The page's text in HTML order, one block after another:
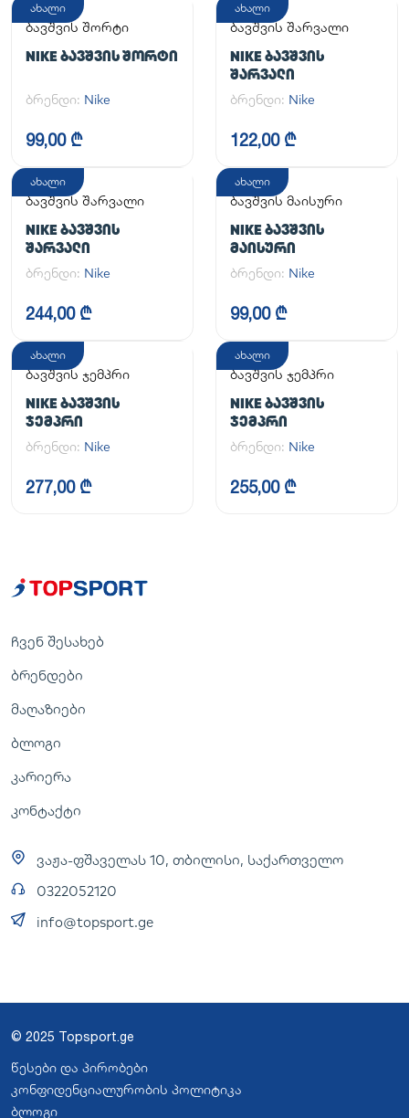
ახალი
ბავშვის შორტი
NIKE ᲑᲐᲕᲨᲕᲘᲡ ᲨᲝᲠᲢᲘ
ბრენდი: Nike
99,00 ₾
ახალი
ბავშვის შარვალი
NIKE ᲑᲐᲕᲨᲕᲘᲡ
ᲨᲐᲠᲕᲐᲚᲘ
ბრენდი: Nike
122,00 ₾
ახალი
ბავშვის შარვალი
NIKE ᲑᲐᲕᲨᲕᲘᲡ
ᲨᲐᲠᲕᲐᲚᲘ
ბრენდი: Nike
244,00 ₾
ახალი
ბავშვის მაისური
NIKE ᲑᲐᲕᲨᲕᲘᲡ
ᲛᲐᲘᲡᲣᲠᲘ
ბრენდი: Nike
99,00 ₾
ახალი
ბავშვის ჯემპრი
NIKE ᲑᲐᲕᲨᲕᲘᲡ
ᲯᲔᲛᲞᲠᲘ
ბრენდი: Nike
277,00 ₾
ახალი
ბავშვის ჯემპრი
NIKE ᲑᲐᲕᲨᲕᲘᲡ
ᲯᲔᲛᲞᲠᲘ
ბრენდი: Nike
255,00 ₾
ჩვენ შესახებ
ბრენდები
მაღაზიები
ბლოგი
კარიერა
კონტაქტი
ვაჟა-ფშაველას 10, თბილისი, საქართველო
0322052120
info@topsport.ge
© 2025 Topsport.ge
წესები და პირობები
კონფიდენციალურობის პოლიტიკა
ბლოგი